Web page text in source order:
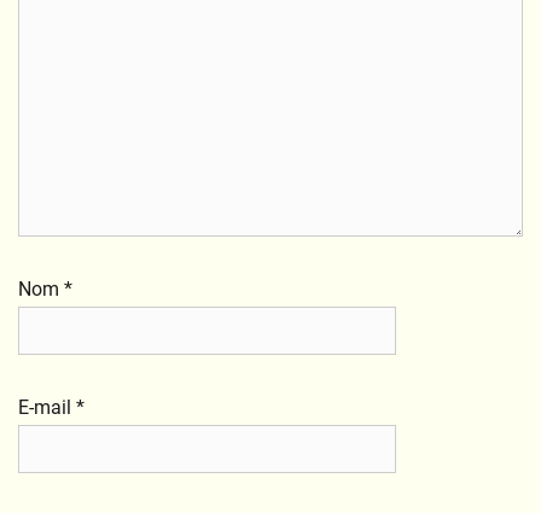
Nom *
E-mail *